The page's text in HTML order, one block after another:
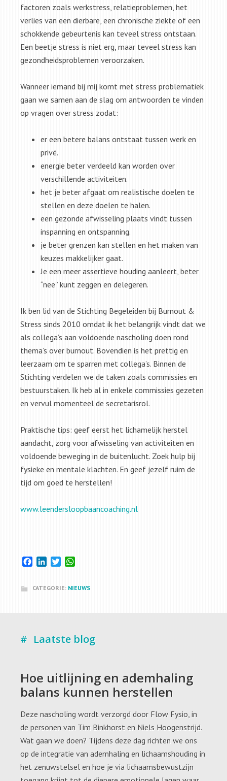
factoren zoals werkstress, relatieproblemen, het
verlies van een dierbare, een chronische ziekte of een
schokkende gebeurtenis kan teveel stress ontstaan.
Een beetje stress is niet erg, maar teveel stress kan
gezondheidsproblemen veroorzaken.
Wanneer iemand bij mij komt met stress problematiek
gaan we samen aan de slag om antwoorden te vinden
op vragen over stress zodat:
er een betere balans ontstaat tussen werk en
privé.
energie beter verdeeld kan worden over
verschillende activiteiten.
het je beter afgaat om realistische doelen te
stellen en deze doelen te halen.
een gezonde afwisseling plaats vindt tussen
inspanning en ontspanning.
je beter grenzen kan stellen en het maken van
keuzes makkelijker gaat.
Je een meer assertieve houding aanleert, beter
“nee” kunt zeggen en delegeren.
Ik ben lid van de Stichting Begeleiden bij Burnout &
Stress sinds 2010 omdat ik het belangrijk vindt dat we
als collega’s aan voldoende nascholing doen rond
thema’s over burnout. Bovendien is het prettig en
leerzaam om te sparren met collega’s. Binnen de
Stichting verdelen we de taken zoals commissies en
bestuurstaken. Ik heb al in enkele commissies gezeten
en vervul momenteel de secretarisrol.
Praktische tips: geef eerst het lichamelijk herstel
aandacht, zorg voor afwisseling van activiteiten en
voldoende beweging in de buitenlucht. Zoek hulp bij
fysieke en mentale klachten. En geef jezelf ruim de
tijd om goed te herstellen!
www.leendersloopbaancoaching.nl
FacebookLinkedInTwitter
CATEGORIE: NIEUWS
Laatste blog
Hoe uitlijning en ademhaling
balans kunnen herstellen
Deze nascholing wordt verzorgd door Flow Fysio, in
de personen van Tim Binkhorst en Niels Hoogenstrijd.
Wat gaan we doen? Tijdens deze dag richten we ons
op de integratie van ademhaling en lichaamshouding in
het zenuwstelsel en hoe je via lichaamsbewustzijn